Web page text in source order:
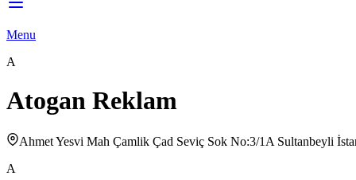
Menu
A
Atogan Reklam
Ahmet Yesvi Mah Çamlik Çad Seviç Sok No:3/1A Sultanbeyli
A